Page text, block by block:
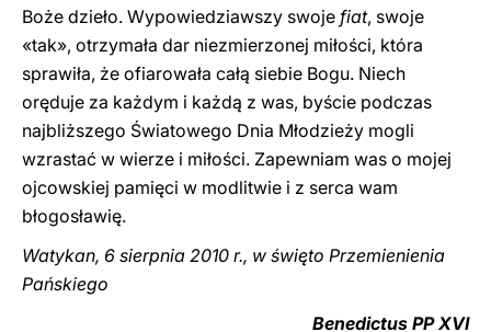
Boże dzieło. Wypowiedziawszy swoje fiat, swoje
«tak», otrzymała dar niezmierzonej miłości, która
sprawiła, że ofiarowała całą siebie Bogu. Niech
oręduje za każdym i każdą z was, byście podczas
najbliższego Światowego Dnia Młodzieży mogli
wzrastać w wierze i miłości. Zapewniam was o mojej
ojcowskiej pamięci w modlitwie i z serca wam
błogosławię.
Watykan, 6 sierpnia 2010 r., w święto Przemienienia
Pańskiego
Benedictus PP XVI